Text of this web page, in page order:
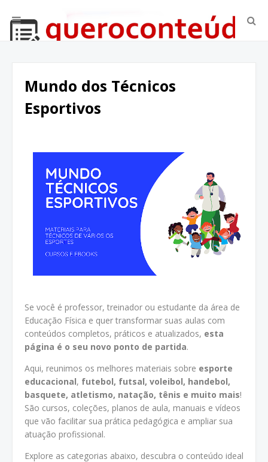
Mundo dos Técnicos
Esportivos
Se você é professor, treinador ou estudante da área de
Educação Física e quer transformar suas aulas com
conteúdos completos, práticos e atualizados, esta
página é o seu novo ponto de partida.
Aqui, reunimos os melhores materiais sobre esporte
educacional, futebol, futsal, voleibol, handebol,
basquete, atletismo, natação, tênis e muito mais!
São cursos, coleções, planos de aula, manuais e vídeos
que vão facilitar sua prática pedagógica e ampliar sua
atuação profissional.
Explore as categorias abaixo, descubra o conteúdo ideal